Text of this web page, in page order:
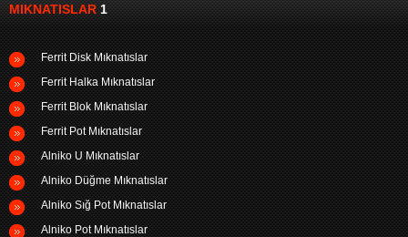
MIKNATISLAR1
Ferrit Disk Mıknatıslar
Ferrit Halka Mıknatıslar
Ferrit Blok Mıknatıslar
Ferrit Pot Mıknatıslar
Alniko U Mıknatıslar
Alniko Düğme Mıknatıslar
Alniko Sığ Pot Mıknatıslar
Alniko Pot Mıknatıslar